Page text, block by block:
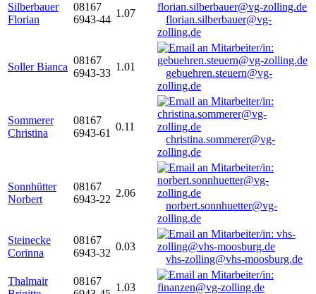
Silberbauer
Florian
08167
6943-44
1.07
florian.silberbauer@vg-
zolling.de
Soller Bianca
08167
6943-33
1.01
gebuehren.steuern@vg-
zolling.de
Sommerer
Christina
08167
6943-61
0.11
christina.sommerer@vg-
zolling.de
Sonnhütter
Norbert
08167
6943-22
2.06
norbert.sonnhuetter@vg-
zolling.de
Steinecke
Corinna
08167
6943-32
0.03
vhs-zolling@vhs-moosburg.de
Thalmair
08167
1.03